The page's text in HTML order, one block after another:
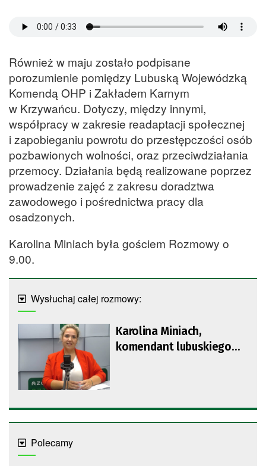
Również w maju zostało podpisane
porozumienie pomiędzy Lubuską Wojewódzką
Komendą OHP i Zakładem Karnym
w Krzywańcu. Dotyczy, między innymi,
współpracy w zakresie readaptacji społecznej
i zapobieganiu powrotu do przestępczości osób
pozbawionych wolności, oraz przeciwdziałania
przemocy. Działania będą realizowane poprzez
prowadzenie zajęć z zakresu doradztwa
zawodowego i pośrednictwa pracy dla
osadzonych.
Karolina Miniach była gościem Rozmowy o
9.00.
Wysłuchaj całej rozmowy:
Karolina Miniach,
komendant lubuskiego
Polecamy